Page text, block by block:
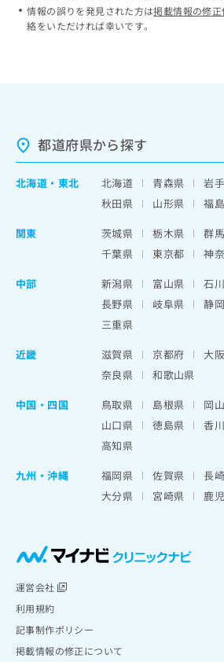
情報の誤りを発見された方は掲載情報の修
絡をいただければ幸いです。
都道府県から探す
北海道 ・ 東北 北海道 青森県 岩
秋田県
山形県
福
関東
茨城県 栃木県 群
千葉県
東京都 神
中部
新潟県 富山県 石
長野県
岐阜県 静
三重県
近畿
滋賀県 京都府 大
奈良県
和歌山県
中国・四国
鳥取県 島根県 岡
山口県
徳島県 香
高知県
九州・沖縄
福岡県 佐賀県 長
大分県
宮崎県 鹿
運営会社
利用規約
記事制作ポリシー
掲載情報の修正について